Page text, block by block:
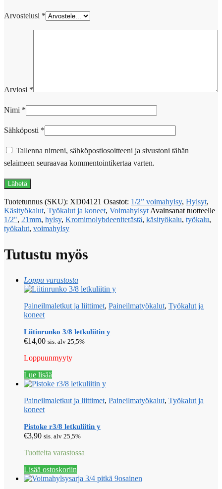
Arvostelusi *
Arviosi *
Nimi *
Sähköposti *
Tallenna nimeni, sähköpostiosoitteeni ja sivustoni tähän
selaimeen seuraavaa kommentointikertaa varten.
Tuotetunnus (SKU): XD04121 Osastot: 1/2” voimahylsy, Hylsyt,
Käsityökalut, Työkalut ja koneet, Voimahylsyt Avainsanat tuotteelle
1/2", 21mm, hylsy, Kromimolybdeeniterästä, käsityökalu, työkalu,
työkalut, voimahylsy
Tutustu myös
Loppu varastosta
Paineilmaletkut ja liittimet, Paineilmatyökalut, Työkalut ja
koneet
Liitinrunko 3/8 letkuliitin y
€14,00 sis. alv 25,5%
Loppuunmyyty
Lue lisää
Paineilmaletkut ja liittimet, Paineilmatyökalut, Työkalut ja
koneet
Pistoke r3/8 letkuliitin y
€3,90 sis. alv 25,5%
Tuotteita varastossa
Lisää ostoskoriin